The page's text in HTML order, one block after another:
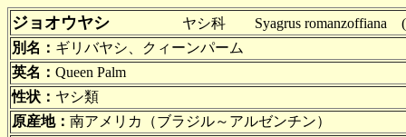
ジョオウヤシ ヤシ科 Syagrus romanzoffiana
別名： ギリバヤシ、クィーンパーム
英名： Queen Palm
性状： ヤシ類
原産地： 南アメリカ（ブラジル～アルゼンチン）